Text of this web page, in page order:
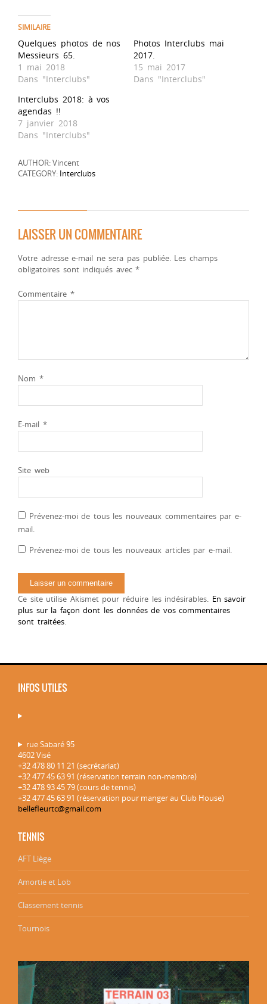
SIMILAIRE
Quelques photos de nos
Messieurs 65.
1 mai 2018
Dans "Interclubs"
Photos Interclubs mai
2017.
15 mai 2017
Dans "Interclubs"
Interclubs 2018: à vos
agendas !!
7 janvier 2018
Dans "Interclubs"
AUTHOR: Vincent
CATEGORY: Interclubs
LAISSER UN COMMENTAIRE
Votre adresse e-mail ne sera pas publiée. Les champs
obligatoires sont indiqués avec*
Commentaire *
Nom *
E-mail *
Site web
Prévenez-moi de tous les nouveaux commentaires par e-
mail.
Prévenez-moi de tous les nouveaux articles par e-mail.
Ce site utilise Akismet pour réduire les indésirables. En savoir
plus sur la façon dont les données de vos commentaires
sont traitées.
INFOS UTILES
rue Sabaré 95
4602 Visé
+32 478 80 11 21 (secrétariat)
+32 477 45 63 91 (réservation terrain non-membre)
+32 478 93 45 79 (cours de tennis)
+32 477 45 63 91 (réservation pour manger au Club House)
bellefleurtc@gmail.com
TENNIS
AFT Liège
Amortie et Lob
Classement tennis
Tournois